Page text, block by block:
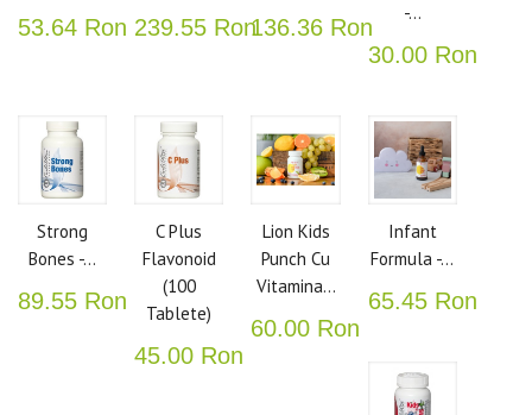
53.64 Ron 239.55 Ron136.36 Ron
-...
30.00 Ron
Strong
Bones -...
89.55 Ron
C Plus
Flavonoid
(100
Tablete)
45.00 Ron
Lion Kids
Punch Cu
Vitamina...
60.00 Ron
Infant
Formula -...
65.45 Ron